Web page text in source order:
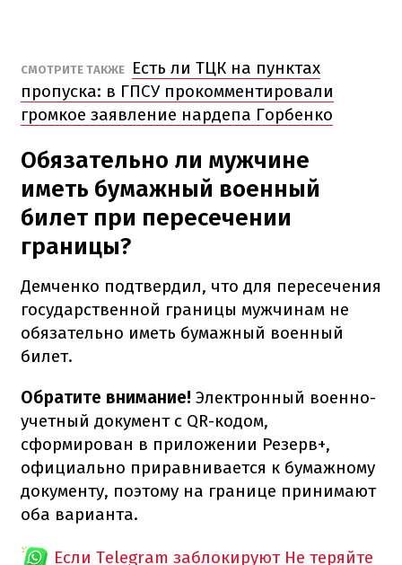
СМОТРИТЕ ТАКЖЕ
Есть ли ТЦК на пунктах
пропуска: в ГПСУ прокомментировали
громкое заявление нардепа Горбенко
Обязательно ли мужчине
иметь бумажный военный
билет при пересечении
границы?
Демченко подтвердил, что для пересечения
государственной границы мужчинам не
обязательно иметь бумажный военный
билет.
Обратите внимание! Электронный военно-
учетный документ с QR-кодом,
сформирован в приложении Резерв+,
официально приравнивается к бумажному
документу, поэтому на границе принимают
оба варианта.
Если Telegram заблокируют Не теряйте